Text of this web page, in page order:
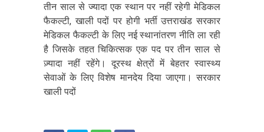
तीन साल से ज्यादा एक स्थान पर नहीं रहेगी मेडिकल
फैकल्टी, खाली पदों पर होगी भर्ती उत्तराखंड सरकार
मेडिकल फैकल्टी के लिए नई स्थानांतरण नीति ला रही
है जिसके तहत चिकित्सक एक पद पर तीन साल से
ज़्यादा नहीं रहेंगे। दूरस्थ क्षेत्रों में बेहतर स्वास्थ्य
सेवाओं के लिए विशेष मानदेय दिया जाएगा। सरकार
खाली पदों